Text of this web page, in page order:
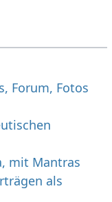
Forum, Fotos
mit Mantras
als